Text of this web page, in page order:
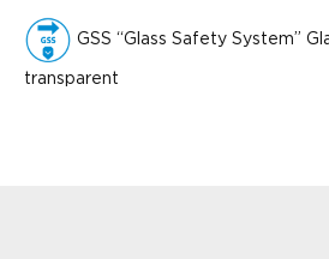
GSS “Glass Safety System”
transparent